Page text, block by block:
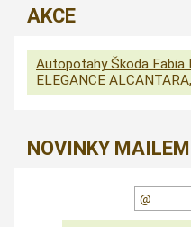
AKCE
Autopotahy Škoda Fabia
ELEGANCE
NOVINKY MAILEM